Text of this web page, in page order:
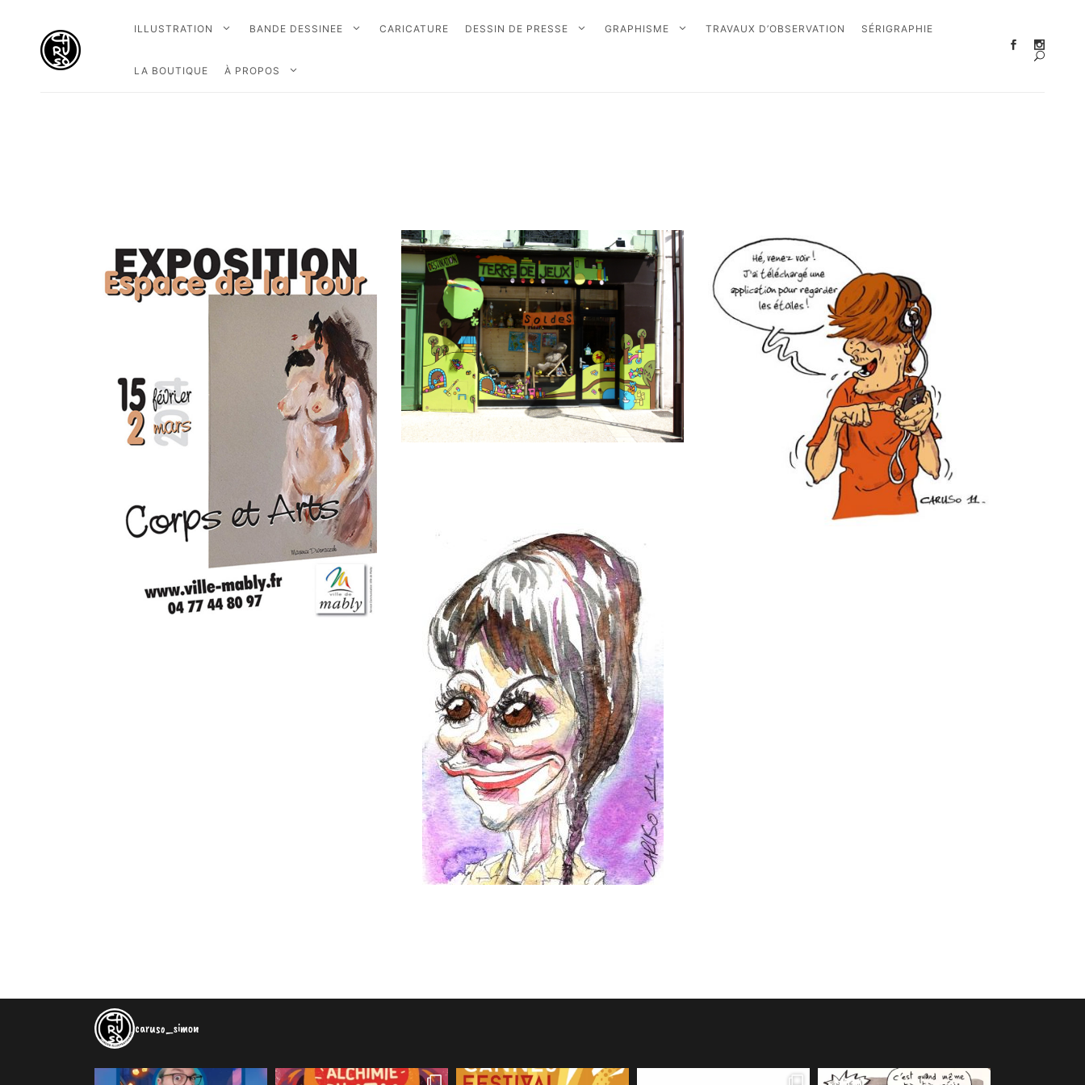
ILLUSTRATION BANDE DESSINEE CARICATURE DESSIN DE PRESSE GRAPHISME TRAVAUX D’OBSERVATION SÉRIGRAPHIE
LA BOUTIQUE À PROPOS
caruso_simon